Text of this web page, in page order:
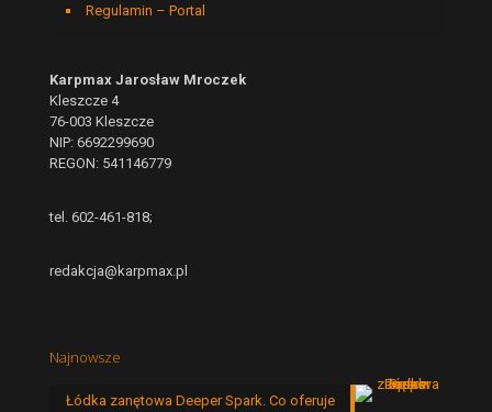
Regulamin – Portal
Karpmax Jarosław Mroczek
Kleszcze 4
76-003 Kleszcze
NIP: 6692299690
REGON: 541146779
tel. 602-461-818;
redakcja@karpmax.pl
Najnowsze
Łódka zanętowa Deeper Spark. Co oferuje